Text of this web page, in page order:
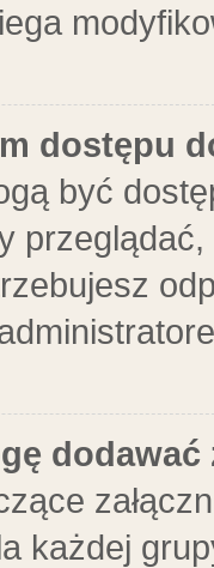
dostępu
być
dodawać
każdej